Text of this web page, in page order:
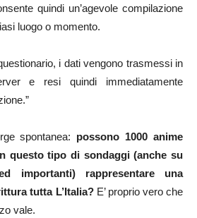
quindi un’agevole compilazione
luogo o momento.
i dati vengono trasmessi in
e resi quindi immediatamente
spontanea: possono 1000 anime
questo tipo di sondaggi (anche su
importanti) rappresentare una
tutta L’Italia?E’ proprio vero che
vale.